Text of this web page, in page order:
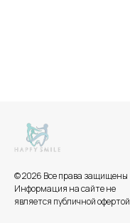
© 2026 Все права защищены
Информация на сайте не
является публичной офертой